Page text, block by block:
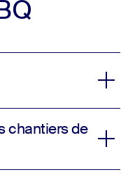
chantiers de